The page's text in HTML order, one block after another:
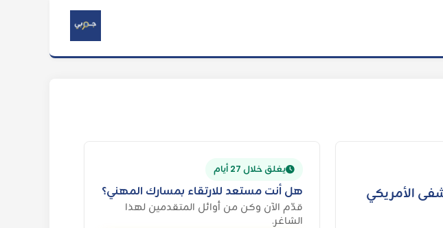
يغلق خلال 27 أيام
هل أنت مستعد للارتقاء بمسارك المهني؟
قدّم الآن وكن من أوائل المتقدمين لهذا
الشاغر.